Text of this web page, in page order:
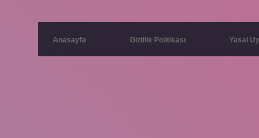
Anasayfa Gizlilik Politikası Yasal